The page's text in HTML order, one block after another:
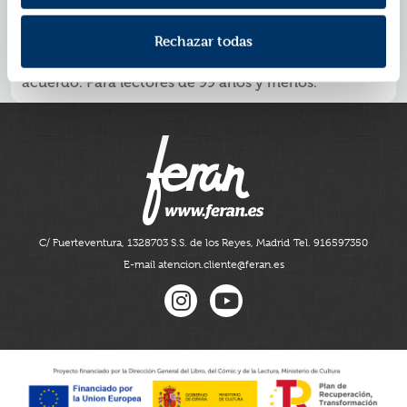
Rechazar todas
el amor por los libros.
la LIJ con frases provocadoras.
Un libro para reírse, pensar, contradecir o estar de
acuerdo. Para lectores de 99 años y menos.
C/ Fuerteventura, 1328703 S.S. de los Reyes, Madrid Tel. 916597350
E-mail atencion.cliente@feran.es